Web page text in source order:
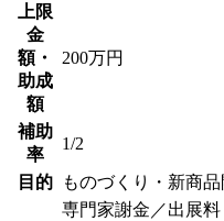
上限
金
額・
助成
額
200万円
補助
率
1/2
目的 ものづくり・新商品
専門家謝金／出展